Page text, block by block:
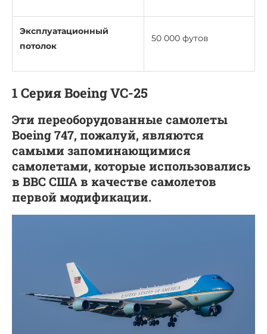
Эксплуатационный
потолок
50 000 футов
1 Серия Boeing VC-25
Эти переоборудованные самолеты
Boeing 747, пожалуй, являются
самыми запоминающимися
самолетами, которые использовались
в ВВС США в качестве самолетов
первой модификации.